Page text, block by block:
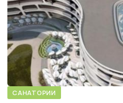
САНАТОРИИ